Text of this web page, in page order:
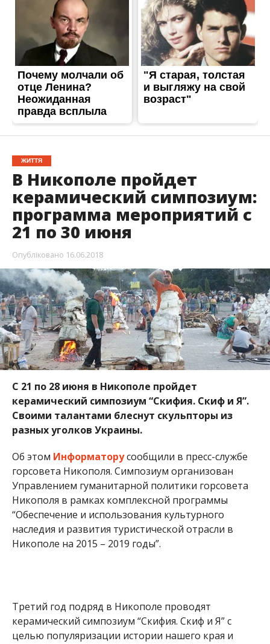
В Никополе пройдет
керамический симпозиум:
программа мероприятий с
21 по 30 июня
Опубліковано 16.06.2018
С 21 по 28 июня в Никополе пройдет
керамический симпозиум “Скифия. Скиф и Я”.
разных уголков Украины.
Об этомИнформаторусообщили в пресс-службе
горсовета Никополя. Симпозиум организован
Управлением гуманитарной политики горсовета
Никополя в рамках комплексной программы
“Обеспечение и использования культурного
наследия и развития туристической отрасли в
Никополе на 2015 – 2019 годы”.
Третий год подряд в Никополе проводят
керамический симпозиум “Скифия. Скиф и Я” с
целью популяризации истории нашего края и
развития культуры и туризма в нем. Симпозиум
стартует 21 июня. В течение 8 дней скульпторы из
разных уголков Украины будут творить на
скифскую тематику.
Помимо этого, в период с 21 по 30 июня для
с 21 по 28 июнясостоится симпозиум
“Скифия. Скиф и Я”.Место проведения:
зданием краеведческого музея;